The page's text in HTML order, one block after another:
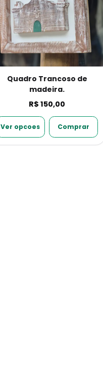
Quadro Trancoso de
madeira.
R$ 150,00
Ver opcoes Comprar